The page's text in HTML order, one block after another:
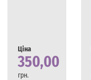
Ціна
350,00
грн.